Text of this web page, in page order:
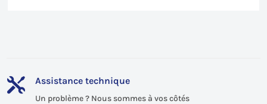
 Assistance technique
Un problème ? Nous sommes à vos côtés